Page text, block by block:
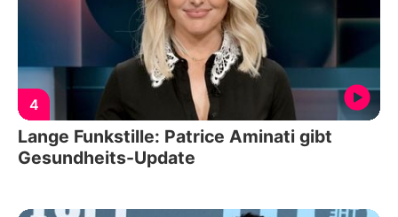
4
Lange Funkstille: Patrice Aminati gibt
Gesundheits-Update